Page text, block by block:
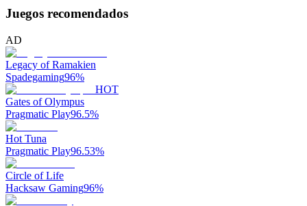
Juegos recomendados
AD
Legacy of Ramakien
Spadegaming96%
HOT
Gates of Olympus
Pragmatic Play96.5%
Hot Tuna
Pragmatic Play96.53%
Circle of Life
Hacksaw Gaming96%